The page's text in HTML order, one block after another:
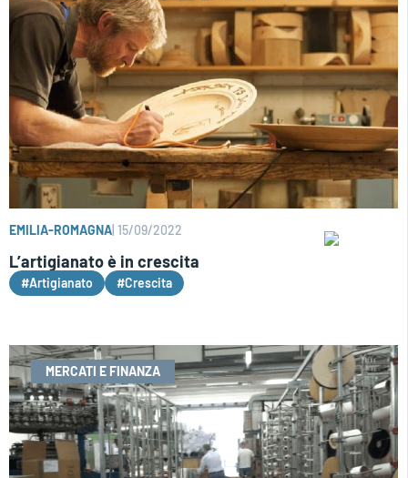
EMILIA-ROMAGNA 15/09/2022
L’artigianato è in crescita
#Artigianato #Crescita
MERCATI E FINANZA